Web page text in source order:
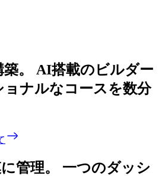
。
AI搭載のビルダー
ナルなコースを数分
管理。
一つのダッシ